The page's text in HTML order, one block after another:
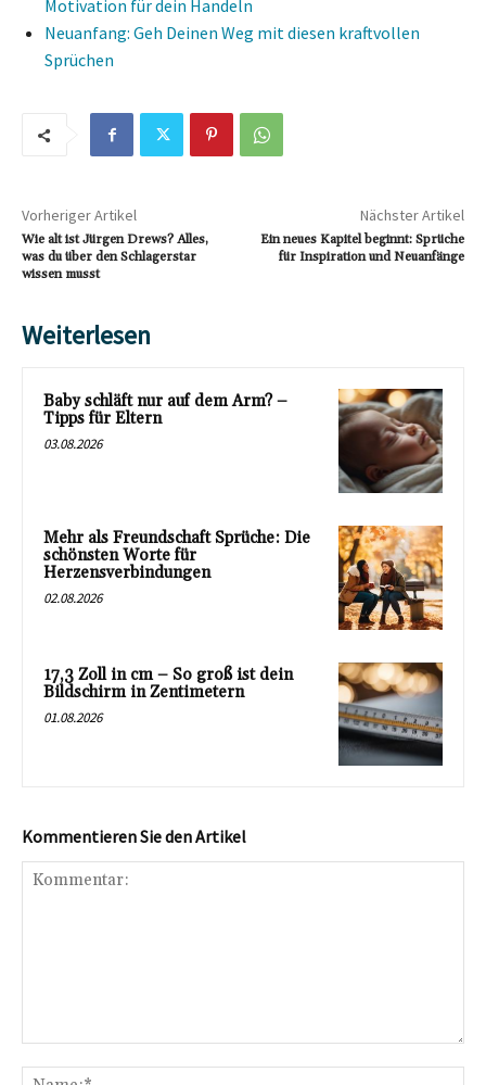
Motivation für dein Handeln
Neuanfang: Geh Deinen Weg mit diesen kraftvollen
Sprüchen
Vorheriger Artikel
Wie alt ist Jürgen Drews? Alles,
was du über den Schlagerstar
wissen musst
Nächster Artikel
Ein neues Kapitel beginnt: Sprüche
für Inspiration und Neuanfänge
Weiterlesen
Baby schläft nur auf dem Arm? –
Tipps für Eltern
03.08.2026
Mehr als Freundschaft Sprüche: Die
schönsten Worte für
Herzensverbindungen
02.08.2026
17,3 Zoll in cm – So groß ist dein
Bildschirm in Zentimetern
01.08.2026
Kommentieren Sie den Artikel